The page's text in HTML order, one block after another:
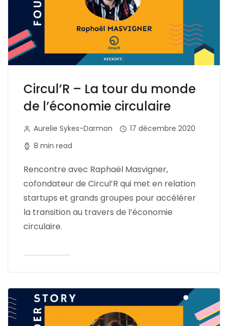
Circul’R – La tour du monde
de l’économie circulaire
Aurelie Sykes-Darmon
17 décembre 2020
8 min read
Rencontre avec Raphaël Masvigner,
cofondateur de Circul’R qui met en relation
startups et grands groupes pour accélérer
la transition au travers de l’économie
circulaire.